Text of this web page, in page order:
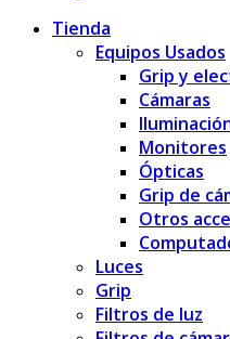
Tienda
Equipos Usados
Grip y
Cámaras
Monitores
Ópticas
Grip de
Otros
Luces
Grip
Filtros de luz